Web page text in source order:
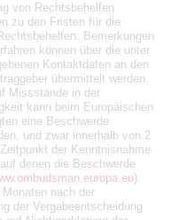
von Rechtsbehelfen
zu den Fristen für die
Bemerkungen
können über die unter
Kontaktdaten an den
übermittelt werden.
Missstände in der
kann beim Europäischen
eine Beschwerde
und zwar innerhalb von 2
der Kenntnisnahme
denen die Beschwerde
.
Monaten nach der
der Vergabeentscheidung